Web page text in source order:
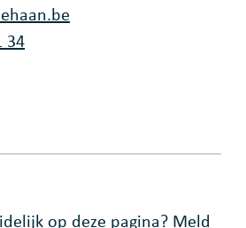
34
pagina
op deze pagina? Meld